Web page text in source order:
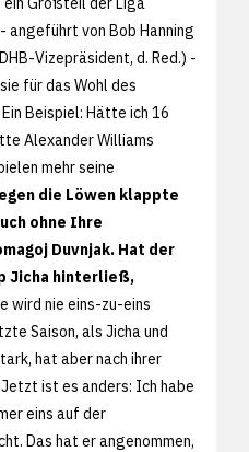
angeführt von Bob Hanning
Vizepräsident, d. Red.) -
für das Wohl des
Beispiel: Hätte ich 16
Alexander Williams
mehr seine
die Löwen klappte
ohne Ihre
Duvnjak. Hat der
Jicha hinterließ,
wird nie eins-zu-eins
Saison, als Jicha und
hat aber nach ihrer
ist es anders: Ich habe
eins auf der
Das hat er angenommen,